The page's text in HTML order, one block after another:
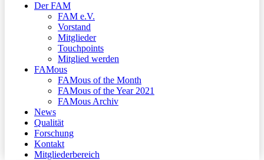
Der FAM
FAM e.V.
Vorstand
Mitglieder
Touchpoints
Mitglied werden
FAMous
FAMous of the Month
FAMous of the Year 2021
FAMous Archiv
News
Qualität
Forschung
Kontakt
Mitgliederbereich